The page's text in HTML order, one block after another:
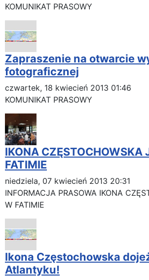
KOMUNIKAT PRASOWY
Zapraszenie na otwarcie
fotograficznej
czwartek, 18 kwiecień 2013 01:46
KOMUNIKAT PRASOWY
IKONA CZĘSTOCHOWSKA
FATIMIE
niedziela, 07 kwiecień 2013 20:31
INFORMACJA PRASOWA IKONA
W FATIMIE
Ikona Częstochowska
Atlantyku!